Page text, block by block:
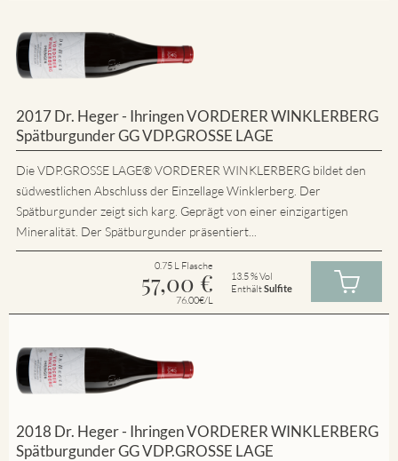
2017 Dr. Heger - Ihringen VORDERER WINKLERBERG
Spätburgunder GG VDP.GROSSE LAGE
Die VDP.GROSSE LAGE® VORDERER WINKLERBERG bildet den
südwestlichen Abschluss der Einzellage Winklerberg. Der
Spätburgunder zeigt sich karg. Geprägt von einer einzigartigen
Mineralität. Der Spätburgunder präsentiert...
0.75 L Flasche
57,00 €
76.00€/L
13.5 % Vol
EnthältSulfite
2018 Dr. Heger - Ihringen VORDERER WINKLERBERG
Spätburgunder GG VDP.GROSSE LAGE